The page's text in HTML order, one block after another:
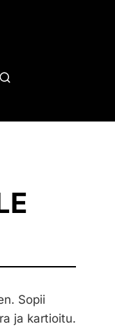
Sopii
ja kartioitu.